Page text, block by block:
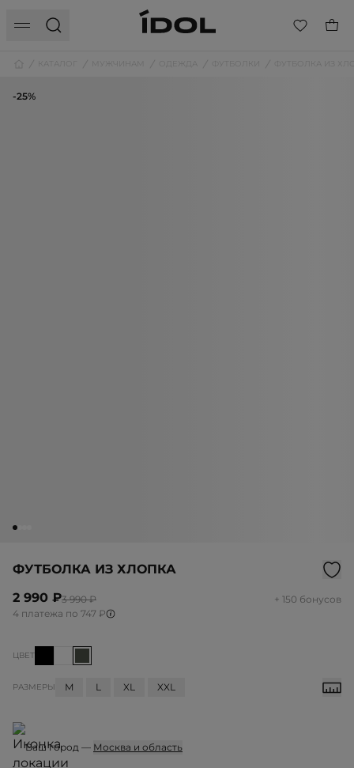
-25%
ФУТБОЛКА ИЗ ХЛОПКА
2 990 ₽3 990 ₽
+ 150 бонусов
4 платежа по 747 ₽
ЦВЕТ
РАЗМЕРЫ M L XL XXL
Ваш город — Москва и область